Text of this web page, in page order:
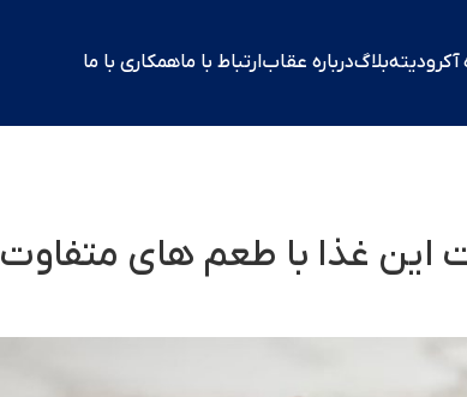
آکرودیته​بلاگدرباره عقابارتباط با ماهمکاری با ما
این غذا با طعم های متفاوت